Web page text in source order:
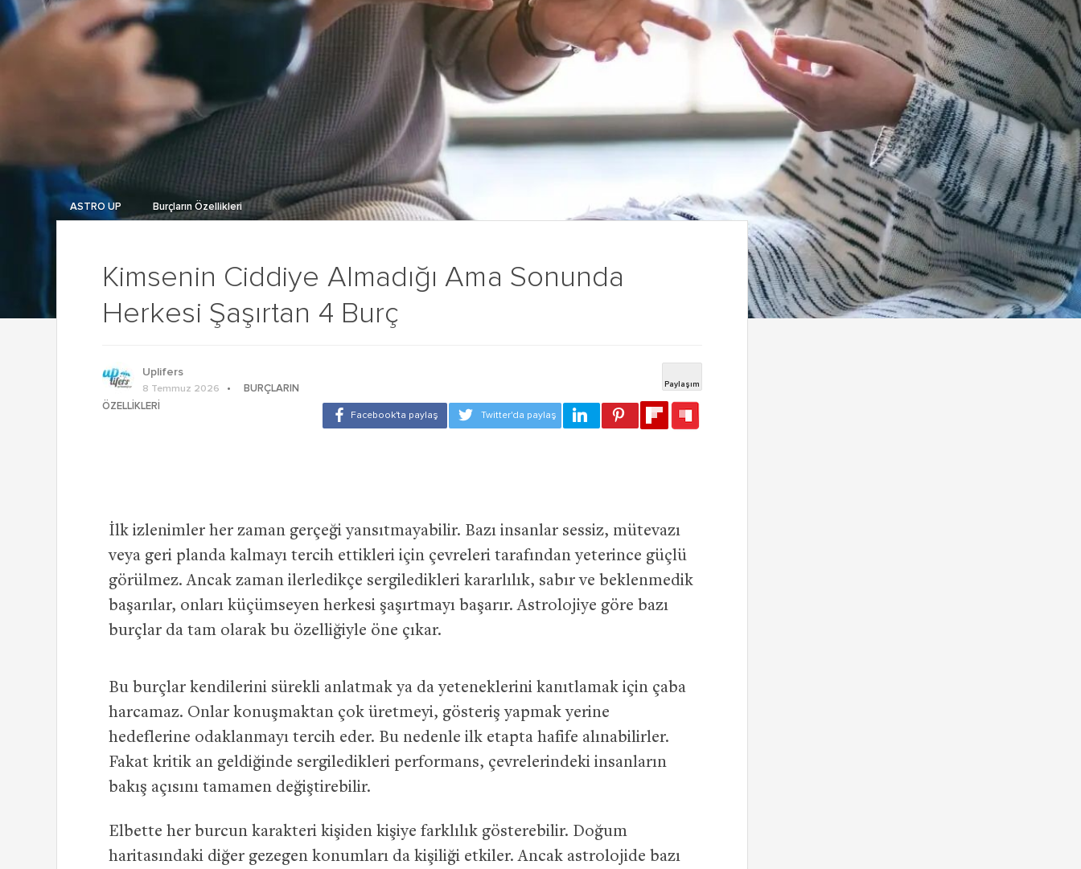
Kimsenin Ciddiye Almadığı Ama Sonunda
Herkesi Şaşırtan 4 Burç
ASTRO UP Burçların Özellikleri
Uplifers
8 Temmuz 2026
BURÇLARIN
ÖZELLIKLERI
İlk izlenimler her zaman gerçeği yansıtmayabilir. Bazı insanlar sessiz, mütevazı
veya geri planda kalmayı tercih ettikleri için çevreleri tarafından yeterince güçlü
görülmez. Ancak zaman ilerledikçe sergiledikleri kararlılık, sabır ve beklenmedik
başarılar, onları küçümseyen herkesi şaşırtmayı başarır. Astrolojiye göre bazı
burçlar da tam olarak bu özelliğiyle öne çıkar.
Bu burçlar kendilerini sürekli anlatmak ya da yeteneklerini kanıtlamak için çaba
harcamaz. Onlar konuşmaktan çok üretmeyi, gösteriş yapmak yerine
hedeflerine odaklanmayı tercih eder. Bu nedenle ilk etapta hafife alınabilirler.
Fakat kritik an geldiğinde sergiledikleri performans, çevrelerindeki insanların
bakış açısını tamamen değiştirebilir.
Elbette her burcun karakteri kişiden kişiye farklılık gösterebilir. Doğum
haritasındaki diğer gezegen konumları da kişiliği etkiler. Ancak astrolojide bazı